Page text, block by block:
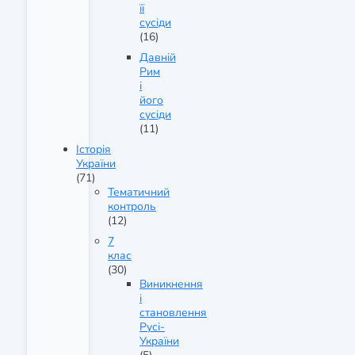
її
сусіди
(16)
Давній
Рим
і
його
сусіди
(11)
Історія
України
(71)
Тематичний
контроль
(12)
7
клас
(30)
Виникнення
і
становлення
Русі-
України